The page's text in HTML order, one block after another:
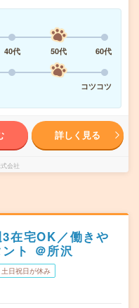
40代 50代
60代
コツコツ
詳しく見る
会社
在宅OK／働きや
ト ＠所沢
土日祝日が休み